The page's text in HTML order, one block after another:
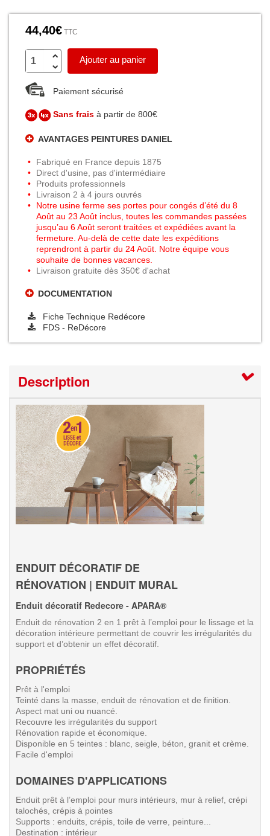
44,40€ TTC
Ajouter au panier
Paiement sécurisé
Sans fraisà partir de 800€
AVANTAGES PEINTURES DANIEL
Fabriqué en France depuis 1875
Direct d'usine, pas d'intermédiaire
Produits professionnels
Livraison 2 à 4 jours ouvrés
Notre usine ferme ses portes pour congés d’été du 8
Août au 23 Août inclus, toutes les commandes passées
jusqu’au 6 Août seront traitées et expédiées avant la
fermeture. Au-delà de cette date les expéditions
reprendront à partir du 24 Août. Notre équipe vous
souhaite de bonnes vacances.
Livraison gratuite dès 350€ d'achat
DOCUMENTATION
Fiche Technique Redécore
FDS - ReDécore
Description
ENDUIT DÉCORATIF DE
RÉNOVATION | ENDUIT MURAL
Enduit décoratif Redecore - APARA®
Enduit de rénovation 2 en 1 prêt à l’emploi pour le lissage et la
décoration intérieure permettant de couvrir les irrégularités du
support et d’obtenir un effet décoratif.
PROPRIÉTÉS
Prêt à l'emploi
Teinté dans la masse, enduit de rénovation et de finition.
Aspect mat uni ou nuancé.
Recouvre les irrégularités du support
Rénovation rapide et économique.
Disponible en 5 teintes : blanc, seigle, béton, granit et crème.
Facile d'emploi
DOMAINES D'APPLICATIONS
Enduit prêt à l’emploi pour murs intérieurs, mur à relief, crépi
talochés, crépis à pointes
Supports : enduits, crépis, toile de verre, peinture...
Destination : intérieur